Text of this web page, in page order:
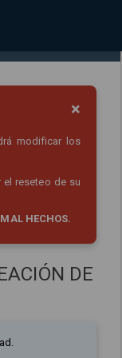
×
modificar los
el reseteo de su
HECHOS.
DE